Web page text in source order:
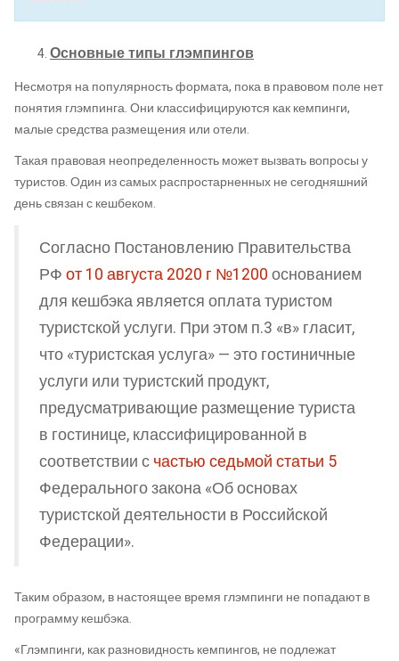
Основныетипы глэмпингов
Несмотря на популярность формата, пока в правовом поле нет
понятия глэмпинга. Они классифицируются как кемпинги,
малые средства размещения или отели.
Такая правовая неопределенность может вызвать вопросы у
туристов. Один из самых распростарненных не сегодняшний
день связан с кешбеком.
Согласно Постановлению Правительства
РФ от 10 августа 2020 г №1200 основанием
для кешбэка является оплата туристом
туристской услуги. При этом п.3 «в» гласит,
что «туристская услуга» — это гостиничные
услуги или туристский продукт,
предусматривающие размещение туриста
в гостинице, классифицированной в
соответствии с частью седьмой статьи 5
Федерального закона «Об основах
туристской деятельности в Российской
Федерации».
Таким образом, в настоящее время глэмпинги не попадают в
программу кешбэка.
«Глэмпинги, как разновидность кемпингов, не подлежат